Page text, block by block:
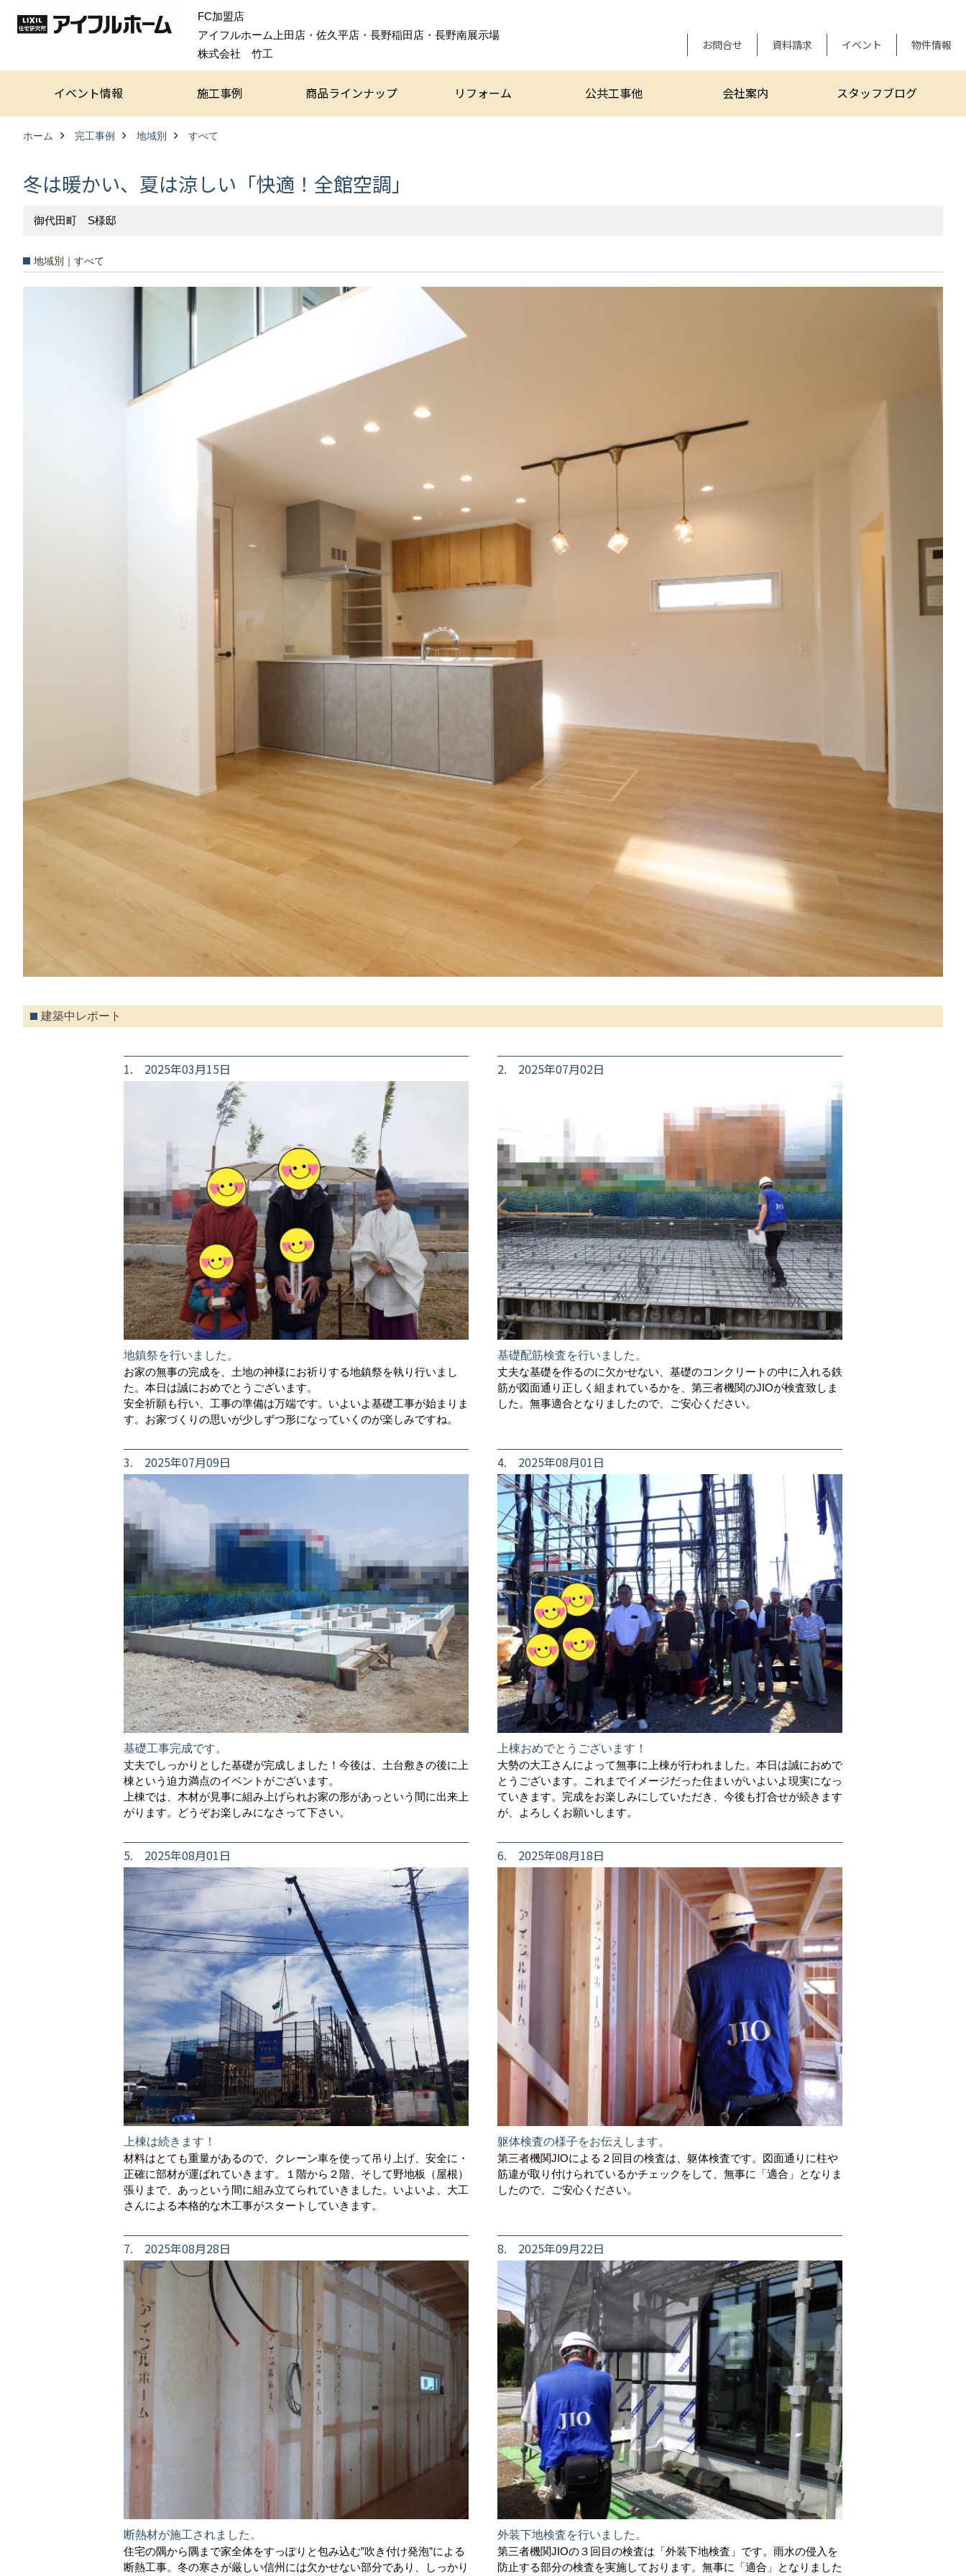
FC加盟店
アイフルホーム上田店・ 佐久平店・長野稲田店・ 長野南展示場
株式会社 竹工
お問合せ 資料請求 イベント 物件情報
イベント情報 施工事例 商品ラインナップ リフォーム 公共工事他 会社案内 スタッフブログ
ホーム 完工事例 地域別 すべて
冬は暖かい、夏は涼しい「快適！全館空調」
御代田町 S様邸
地域別｜すべて
建築中レポート
1. 2025年03月15日
地鎮祭を行いました。
お家の無事の完成を、土地の神様にお祈りする地鎮祭を執り行いまし
た。本日は誠におめでとうございます。
安全祈願も行い、工事の準備は万端です。いよいよ基礎工事が始まりま
す。お家づくりの思いが少しずつ形になっていくのが楽しみですね。
2. 2025年07月02日
基礎配筋検査を行いました。
丈夫な基礎を作るのに欠かせない、基礎のコンクリートの中に入れる鉄
筋が図面通り正しく組まれているかを、第三者機関のJIOが検査致しま
した。無事適合となりましたので、ご安心ください。
3. 2025年07月09日
基礎工事完成です。
丈夫でしっかりとした基礎が完成しました！今後は、土台敷きの後に上
棟という迫力満点のイベントがございます。
上棟では、木材が見事に組み上げられお家の形があっという間に出来上
がります。どうぞお楽しみになさって下さい。
4. 2025年08月01日
上棟おめでとうございます！
大勢の大工さんによって無事に上棟が行われました。本日は誠におめで
とうございます。これまでイメージだった住まいがいよいよ現実になっ
ていきます。完成をお楽しみにしていただき、今後も打合せが続きます
が、よろしくお願いします。
5. 2025年08月01日
上棟は続きます！
材料はとても重量があるので、クレーン車を使って吊り上げ、安全に・
正確に部材が運ばれていきます。１階から２階、そして野地板（屋根）
張りまで、あっという間に組み立てられていきました。いよいよ、大工
さんによる本格的な木工事がスタートしていきます。
6. 2025年08月18日
躯体検査の様子をお伝えします。
第三者機関JIOによる２回目の検査は、躯体検査です。図面通りに柱や
筋違が取り付けられているかチェックをして、無事に「適合」となりま
したので、ご安心ください。
7. 2025年08月28日
断熱材が施工されました。
住宅の隅から隅まで家全体をすっぽりと包み込む”吹き付け発泡”による
断熱工事。冬の寒さが厳しい信州には欠かせない部分であり、しっかり
8. 2025年09月22日
外装下地検査を行いました。
第三者機関JIOの３回目の検査は「外装下地検査」です。雨水の侵入を
防止する部分の検査を実施しております。無事に「適合」となりました